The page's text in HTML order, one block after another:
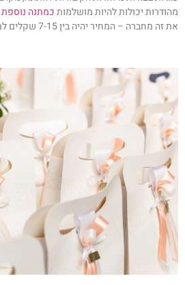
יכולות להיות מושלמותכמתנה נוספת
זה מחברה – המחיר יהיה בין 7-15 שקלים למנה.